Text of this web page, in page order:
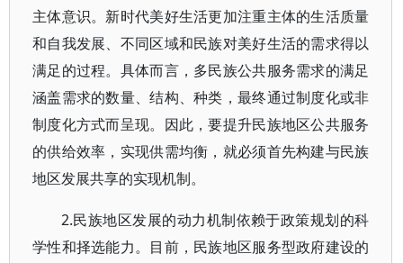
主体意识。新时代美好生活更加注重主体的生活质量
和自我发展、不同区域和民族对美好生活的需求得以
满足的过程。具体而言，多民族公共服务需求的满足
涵盖需求的数量、结构、种类，最终通过制度化或非
制度化方式而呈现。因此，要提升民族地区公共服务
的供给效率，实现供需均衡，就必须首先构建与民族
地区发展共享的实现机制。
2.民族地区发展的动力机制依赖于政策规划的科
学性和择选能力。目前，民族地区服务型政府建设的